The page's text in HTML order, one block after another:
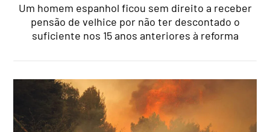
Um homem espanhol ficou sem direito a receber
pensão de velhice por não ter descontado o
suficiente nos 15 anos anteriores à reforma